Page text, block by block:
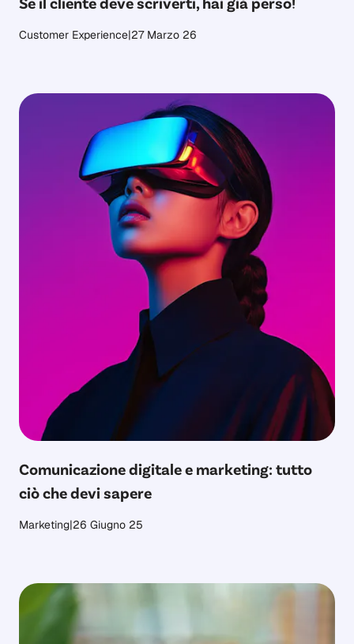
Customer Experience|27 Marzo 26
Comunicazione digitale e marketing: tutto
ciò che devi sapere
Marketing|26 Giugno 25